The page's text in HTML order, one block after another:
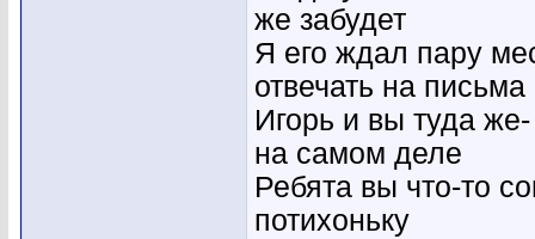
же забудет
Я его ждал пару
отвечать на
Игорь и вы туда
на самом деле
Ребята вы что-то
потихоньку